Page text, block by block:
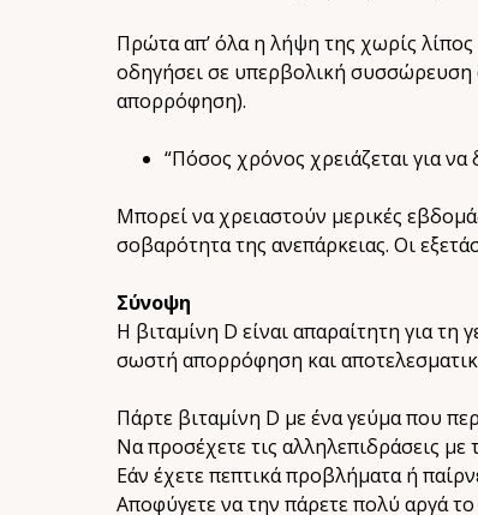
Πρώτα απ’ όλα η λήψη της χωρίς
οδηγήσει σε υπερβολική συσσώρευση
απορρόφηση).
“Πόσος χρόνος χρειάζεται για να
Μπορεί να χρειαστούν μερικές
σοβαρότητα της ανεπάρκειας. Οι
Σύνοψη
Η βιταμίνη D είναι απαραίτητη για τη
σωστή απορρόφηση και
Πάρτε βιταμίνη D με ένα γεύμα που
Να προσέχετε τις αλληλεπιδράσεις με
Εάν έχετε πεπτικά προβλήματα ή
Αποφύγετε να την πάρετε πολύ αργά